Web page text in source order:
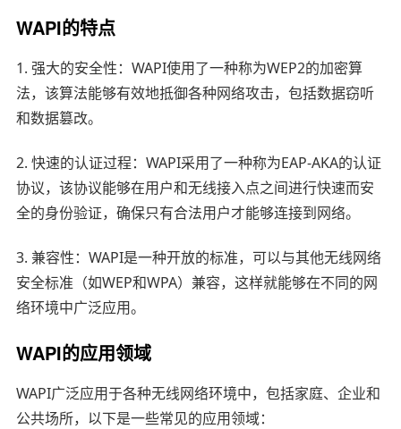
WAPI的特点
1. 强大的安全性：WAPI使用了一种称为WEP2的加密算
法，该算法能够有效地抵御各种网络攻击，包括数据窃听
和数据篡改。
2. 快速的认证过程：WAPI采用了一种称为EAP-AKA的认证
协议，该协议能够在用户和无线接入点之间进行快速而安
全的身份验证，确保只有合法用户才能够连接到网络。
3. 兼容性：WAPI是一种开放的标准，可以与其他无线网络
安全标准（如WEP和WPA）兼容，这样就能够在不同的网
络环境中广泛应用。
WAPI的应用领域
WAPI广泛应用于各种无线网络环境中，包括家庭、企业和
公共场所，以下是一些常见的应用领域：